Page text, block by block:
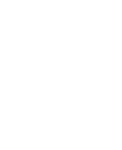
Thực Tế
main